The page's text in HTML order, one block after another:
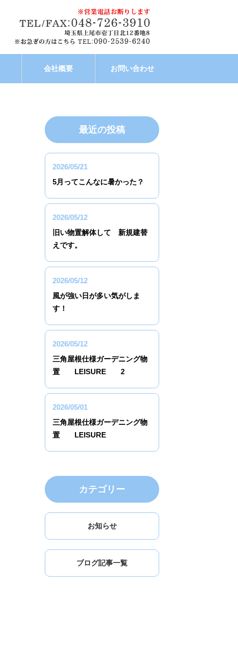
会社概要 お問い合わせ
最近の投稿
2026/05/21
5月ってこんなに暑かった？
2026/05/12
旧い物置解体して 新規建替
えです。
2026/05/12
風が強い日が多い気がしま
す！
2026/05/12
三角屋根仕様ガーデニング物
置 LEISURE 2
2026/05/01
三角屋根仕様ガーデニング物
置 LEISURE
カテゴリー
お知らせ
ブログ記事一覧